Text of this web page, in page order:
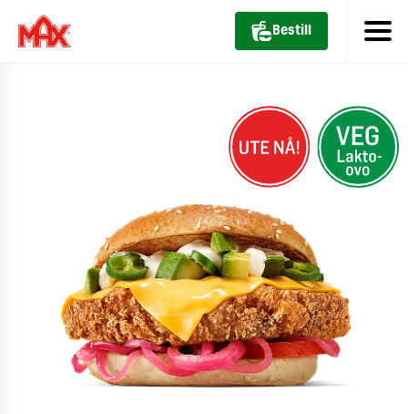
Bestill